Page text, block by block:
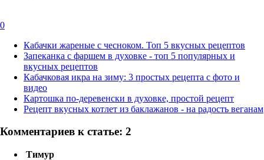
0
Кабачки жареные с чесноком. Топ 5 вкусных рецептов
Запеканка с фаршем в духовке - топ 5 популярных и
вкусных рецептов
Кабачковая икра на зиму: 3 простых рецепта с фото и
видео
Картошка по-деревенски в духовке, простой рецепт
Рецепт вкусных котлет из баклажанов - на радость веганам
Комментариев к статье: 2
Тимур